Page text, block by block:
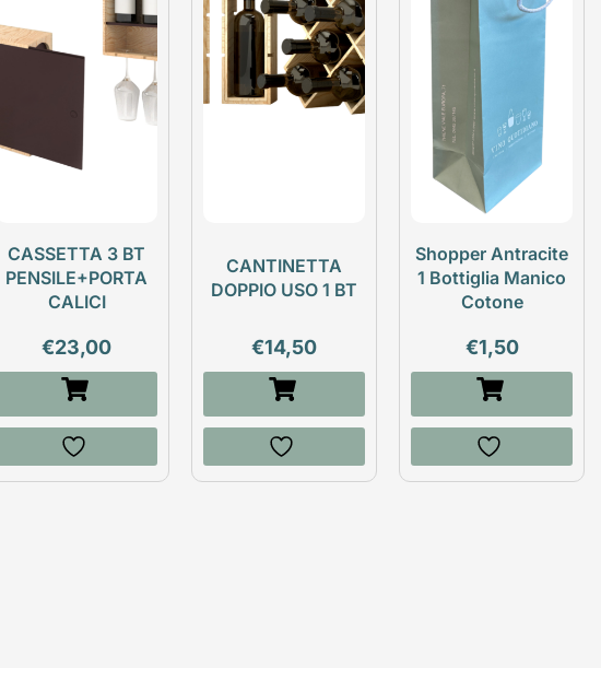
CASSETTA 3 BT
PENSILE+PORTA
CALICI
€23,00
CANTINETTA
DOPPIO USO 1 BT
€14,50
Shopper Antracite
1 Bottiglia Manico
Cotone
€1,50